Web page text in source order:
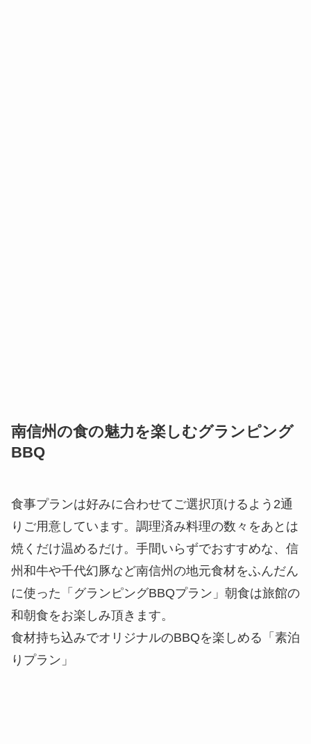
南信州の食の魅力を楽しむグランピング
BBQ
食事プランは好みに合わせてご選択頂けるよう2通
りご用意しています。調理済み料理の数々をあとは
焼くだけ温めるだけ。手間いらずでおすすめな、信
州和牛や千代幻豚など南信州の地元食材をふんだん
に使った「グランピングBBQプラン」朝食は旅館の
和朝食をお楽しみ頂きます。
食材持ち込みでオリジナルのBBQを楽しめる「素泊
りプラン」